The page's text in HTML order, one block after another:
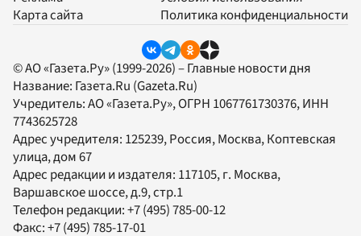
Карта сайта
Политика конфиденциальности
© АО «Газета.Ру» (1999-2026) – Главные новости дня
Название: Газета.Ru (Gazeta.Ru)
Учредитель:АО «Газета.Ру», ОГРН 1067761730376, ИНН
7743625728
Адрес учредителя: 125239, Россия, Москва, Коптевская
улица, дом 67
Адрес редакции и издателя: 117105, г. Москва,
Варшавское шоссе, д.9, стр.1
Телефон редакции:+7 (495) 785-00-12
Факс:+7 (495) 785-17-01